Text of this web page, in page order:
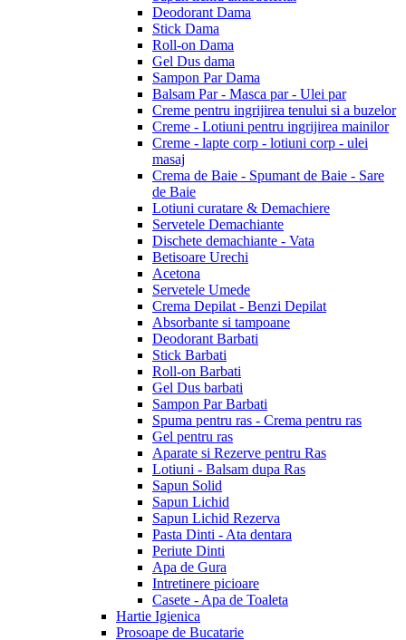
Deodorant Dama
Stick Dama
Roll-on Dama
Gel Dus dama
Sampon Par Dama
Balsam Par - Masca par - Ulei par
Creme pentru ingrijirea tenului si a buzelor
Creme - Lotiuni pentru ingrijirea mainilor
Creme - lapte corp - lotiuni corp - ulei
masaj
Crema de Baie - Spumant de Baie - Sare
de Baie
Lotiuni curatare & Demachiere
Servetele Demachiante
Dischete demachiante - Vata
Betisoare Urechi
Acetona
Servetele Umede
Crema Depilat - Benzi Depilat
Absorbante si tampoane
Deodorant Barbati
Stick Barbati
Roll-on Barbati
Gel Dus barbati
Sampon Par Barbati
Spuma pentru ras - Crema pentru ras
Gel pentru ras
Aparate si Rezerve pentru Ras
Lotiuni - Balsam dupa Ras
Sapun Solid
Sapun Lichid
Sapun Lichid Rezerva
Pasta Dinti - Ata dentara
Periute Dinti
Apa de Gura
Intretinere picioare
Casete - Apa de Toaleta
Hartie Igienica
Prosoape de Bucatarie